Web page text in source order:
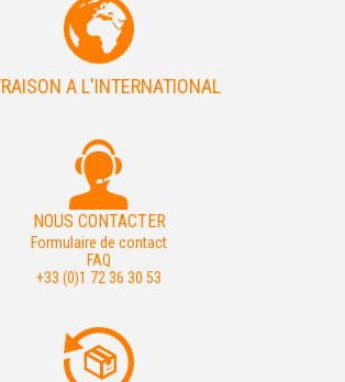
A L'INTERNATIONAL
NOUS CONTACTER
Formulaire de contact
FAQ
+33 (0)1 72 36 30 53